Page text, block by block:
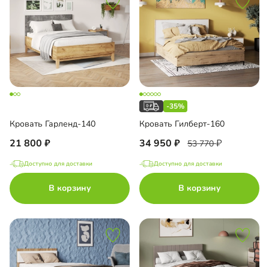
Кровать Гарленд-140
21 800
Доступно для доставки
В корзину
-35%
Кровать Гилберт-160
34 950 53 770
Доступно для доставки
В корзину